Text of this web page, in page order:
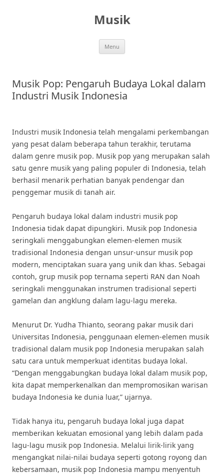
Musik
Menu
Musik Pop: Pengaruh Budaya Lokal dalam
Industri Musik Indonesia
Industri musik Indonesia telah mengalami perkembangan
yang pesat dalam beberapa tahun terakhir, terutama
dalam genre musik pop. Musik pop yang merupakan salah
satu genre musik yang paling populer di Indonesia, telah
berhasil menarik perhatian banyak pendengar dan
penggemar musik di tanah air.
Pengaruh budaya lokal dalam industri musik pop
Indonesia tidak dapat dipungkiri. Musik pop Indonesia
seringkali menggabungkan elemen-elemen musik
tradisional Indonesia dengan unsur-unsur musik pop
modern, menciptakan suara yang unik dan khas. Sebagai
contoh, grup musik pop ternama seperti RAN dan Noah
seringkali menggunakan instrumen tradisional seperti
gamelan dan angklung dalam lagu-lagu mereka.
Menurut Dr. Yudha Thianto, seorang pakar musik dari
Universitas Indonesia, penggunaan elemen-elemen musik
tradisional dalam musik pop Indonesia merupakan salah
satu cara untuk memperkuat identitas budaya lokal.
“Dengan menggabungkan budaya lokal dalam musik pop,
kita dapat memperkenalkan dan mempromosikan warisan
budaya Indonesia ke dunia luar,” ujarnya.
Tidak hanya itu, pengaruh budaya lokal juga dapat
memberikan kekuatan emosional yang lebih dalam pada
lagu-lagu musik pop Indonesia. Melalui lirik-lirik yang
mengangkat nilai-nilai budaya seperti gotong royong dan
kebersamaan, musik pop Indonesia mampu menyentuh